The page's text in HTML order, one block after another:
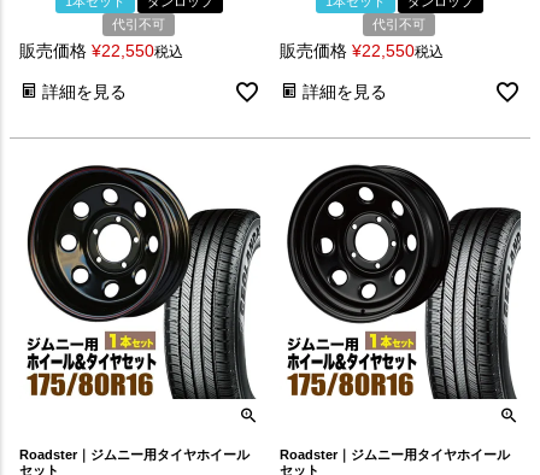
代引不可
販売価格 ¥22,550税込
詳細を見る
代引不可
販売価格 ¥22,550税込
詳細を見る
Roadster｜ジムニー用タイヤホイール
セット
Roadster｜ジムニー用タイヤホイール
セット